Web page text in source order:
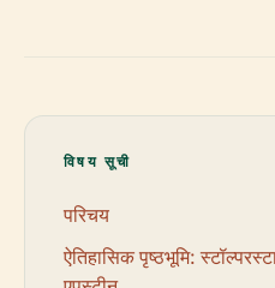
विषय सूची
परिचय
ऐतिहासिक पृष्ठभूमि: